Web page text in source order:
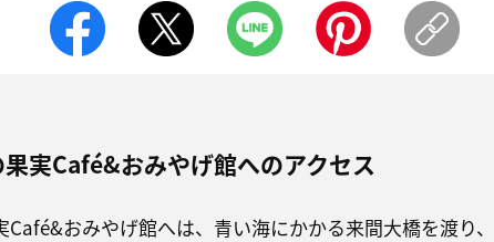
実Café&おみやげ館へのアクセス
Café&おみやげ館へは、青い海にかかる来間大橋を渡り、